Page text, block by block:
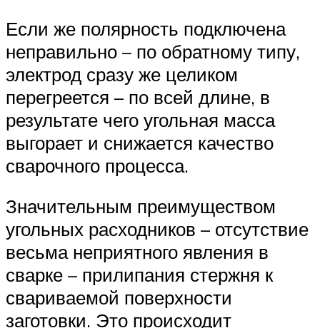
Если же полярность подключена
неправильно – по обратному типу,
электрод сразу же целиком
перегреется – по всей длине, в
результате чего угольная масса
выгорает и снижается качество
сварочного процесса.
Значительным преимуществом
угольных расходников – отсутствие
весьма неприятного явления в
сварке – прилипания стержня к
свариваемой поверхности
заготовки. Это происходит